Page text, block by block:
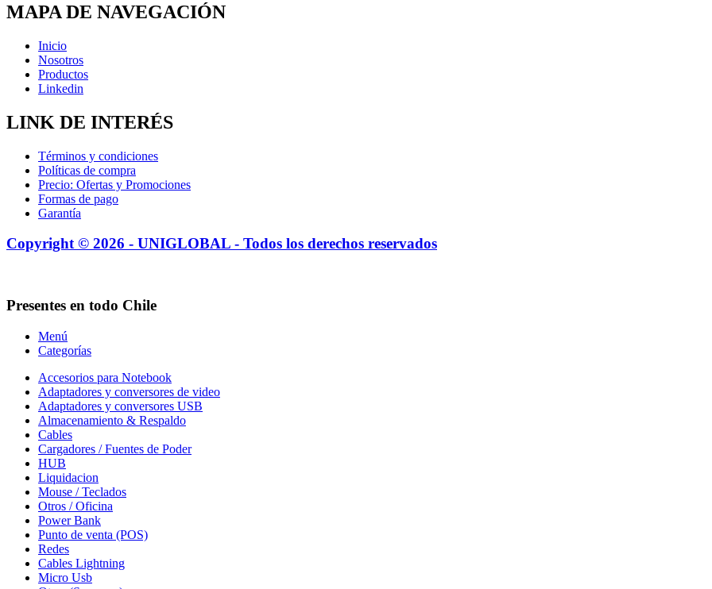
MAPA DE NAVEGACIÓN
Inicio
Nosotros
Productos
Linkedin
LINK DE INTERÉS
Términos y condiciones
Políticas de compra
Precio: Ofertas y Promociones
Formas de pago
Garantía
Copyright © 2026 - UNIGLOBAL - Todos los derechos reservados
Presentes en todo Chile
Menú
Categorías
Accesorios para Notebook
Adaptadores y conversores de video
Adaptadores y conversores USB
Almacenamiento & Respaldo
Cables
Cargadores / Fuentes de Poder
HUB
Liquidacion
Mouse / Teclados
Otros / Oficina
Power Bank
Punto de venta (POS)
Redes
Cables Lightning
Micro Usb